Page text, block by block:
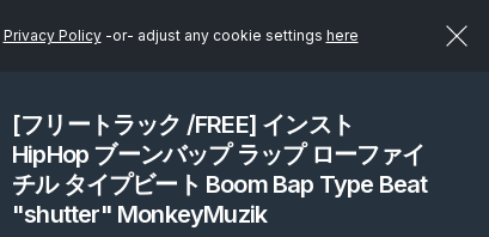
Privacy Policy-or- adjust any cookie settings here
[フリートラック /FREE] インスト
HipHop ブーンバップ ラップ ローファイ
チル タイプビート Boom Bap Type Beat
"shutter" MonkeyMuzik